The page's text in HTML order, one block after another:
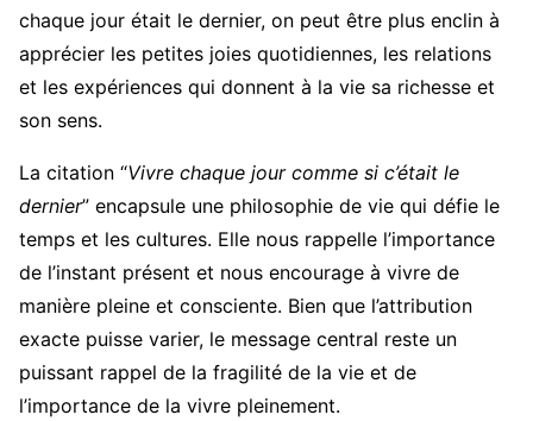
chaque jour était le dernier, on peut être plus enclin à
apprécier les petites joies quotidiennes, les relations
et les expériences qui donnent à la vie sa richesse et
son sens.
La citation “Vivre chaque jour comme si c’était le
dernier” encapsule une philosophie de vie qui défie le
temps et les cultures. Elle nous rappelle l’importance
de l’instant présent et nous encourage à vivre de
manière pleine et consciente. Bien que l’attribution
exacte puisse varier, le message central reste un
puissant rappel de la fragilité de la vie et de
l’importance de la vivre pleinement.